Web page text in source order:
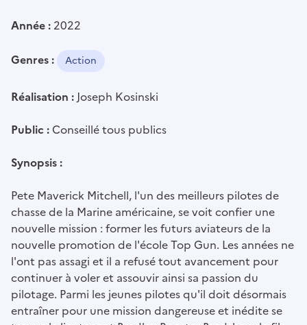
Année : 2022
Genres : Action
Réalisation : Joseph Kosinski
Public : Conseillé tous publics
Synopsis :
Pete Maverick Mitchell, l'un des meilleurs pilotes de
chasse de la Marine américaine, se voit confier une
nouvelle mission : former les futurs aviateurs de la
nouvelle promotion de l'école Top Gun. Les années ne
l'ont pas assagi et il a refusé tout avancement pour
continuer à voler et assouvir ainsi sa passion du
pilotage. Parmi les jeunes pilotes qu'il doit désormais
entraîner pour une mission dangereuse et inédite se